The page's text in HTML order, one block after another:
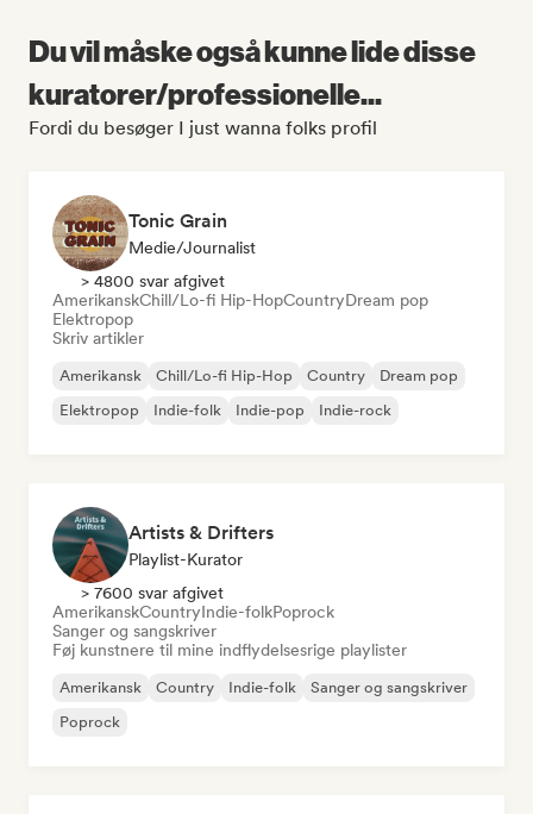
Du vil måske også kunne lide disse
kuratorer/professionelle...
Fordi du besøger I just wanna folks profil
Tonic Grain
Medie/journalist
> 4800 svar afgivet
AmerikanskChill/Lo-fi Hip-HopCountryDream pop
Elektropop
Skriv artikler
Amerikansk Chill/Lo-fi Hip-Hop Country
Dream pop
Elektropop
Indie-folk Indie-pop Indie-rock
Artists & Drifters
Playlist-Kurator
> 7600 svar afgivet
AmerikanskCountryIndie-folkPoprock
Sanger og sangskriver
Føj kunstnere til mine indflydelsesrige playlister
Amerikansk Country Indie-folk
Sanger og sangskriver
Poprock